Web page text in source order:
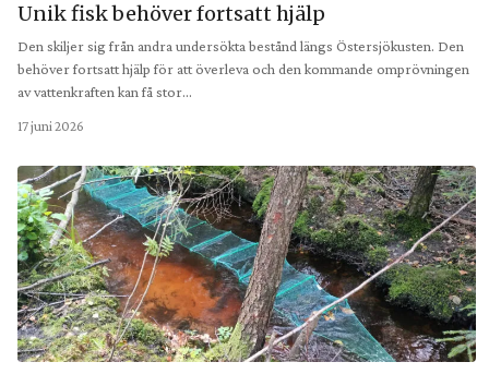
Unik fisk behöver fortsatt hjälp
Den skiljer sig från andra undersökta bestånd längs Östersjökusten. Den
behöver fortsatt hjälp för att överleva och den kommande omprövningen
av vattenkraften kan få stor…
17 juni 2026